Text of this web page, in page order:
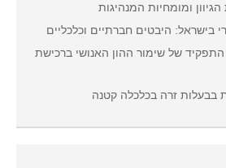
ומומחיות המנהיגות
בישראל: היבטים חברתיים וכלכליים
של שימור ההון האנושי ברכישת
בבעלות זרה בכלכלה קטנה